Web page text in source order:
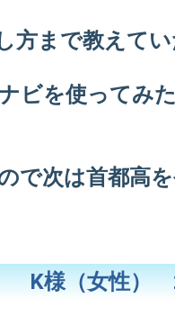
方まで教えてい
ビを使ってみ
で次は首都高
K様（女性）